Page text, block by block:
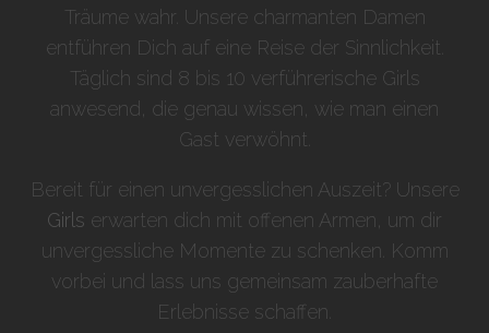
Träume wahr. Unsere charmanten Damen
entführen Dich auf eine Reise der Sinnlichkeit.
Täglich sind 8 bis 10 verführerische Girls
anwesend, die genau wissen, wie man einen
Gast verwöhnt.
Bereit für einen unvergesslichen Auszeit? Unsere
Girls erwarten dich mit offenen Armen, um dir
unvergessliche Momente zu schenken. Komm
vorbei und lass uns gemeinsam zauberhafte
Erlebnisse schaffen.